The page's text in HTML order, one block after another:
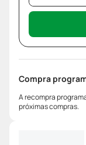
Compra
A recompra
próximas compras.